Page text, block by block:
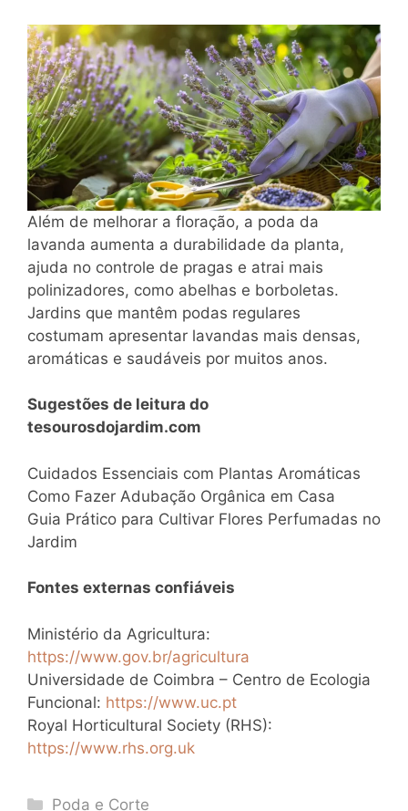
Além de melhorar a floração, a poda da
lavanda aumenta a durabilidade da planta,
ajuda no controle de pragas e atrai mais
polinizadores, como abelhas e borboletas.
Jardins que mantêm podas regulares
costumam apresentar lavandas mais densas,
aromáticas e saudáveis por muitos anos.
Sugestões de leitura do
tesourosdojardim.com
Cuidados Essenciais com Plantas Aromáticas
Como Fazer Adubação Orgânica em Casa
Guia Prático para Cultivar Flores Perfumadas no
Jardim
Fontes externas confiáveis
Ministério da Agricultura:
https://www.gov.br/agricultura
Universidade de Coimbra – Centro de Ecologia
Funcional: https://www.uc.pt
Royal Horticultural Society (RHS):
https://www.rhs.org.uk
Categories
Poda e Corte